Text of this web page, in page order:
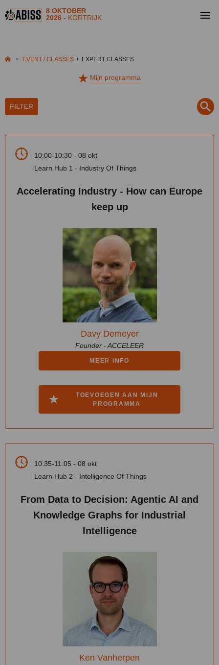
8 OKTOBER
2026- KORTRIJK
EVENT / CLASSES EXPERT CLASSES
Mijn programma
FILTER
10:00-10:30 - 08 okt
Learn Hub 1 - Industry Of Things
Accelerating Industry - How can Europe
keep up
Davy Demeyer
Founder - ACCELEER
MEER INFO
TOEVOEGEN AAN MIJN
PROGRAMMA
10:35-11:05 - 08 okt
Learn Hub 2 - Intelligence Of Things
From Data to Decision: Agentic AI and
Knowledge Graphs for Industrial
Intelligence
Ken Vanherpen